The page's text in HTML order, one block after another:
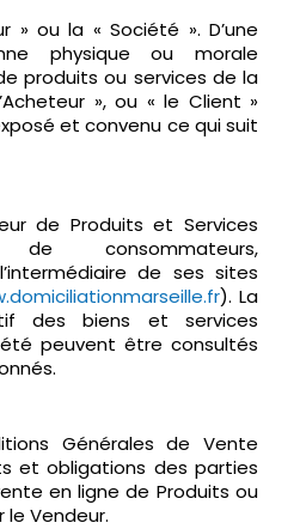
» ou la « Société ». D’une
physique ou morale
produits ou services de la
», ou « le Client »
et convenu ce qui suit
de Produits et Services
consommateurs,
de ses sites
). La
des biens et services
peuvent être consultés
Générales de Vente
et obligations des parties
en ligne de Produits ou
le Vendeur.